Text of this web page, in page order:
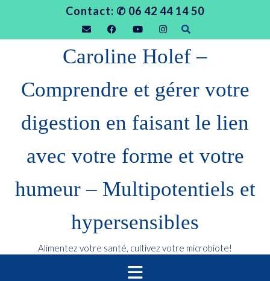
Contact: ✆ 06 42 44 14 50
Caroline Holef –
Comprendre et gérer votre
digestion en faisant le lien
avec votre forme et votre
humeur – Multipotentiels et
hypersensibles
Alimentez votre santé, cultivez votre microbiote!